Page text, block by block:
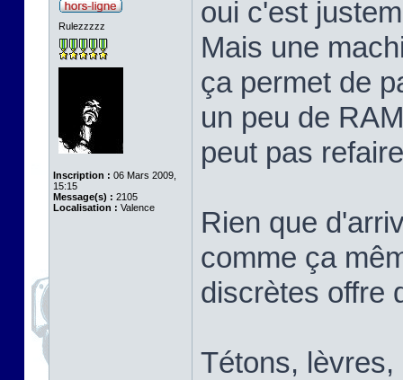
Rulezzzzz
Inscription : 06 Mars 2009,
15:15
Message(s) : 2105
Localisation : Valence
oui c'est
Mais une
ça permet de
un peu de
peut pas
Rien que
comme ça
discrètes offre
Tétons,